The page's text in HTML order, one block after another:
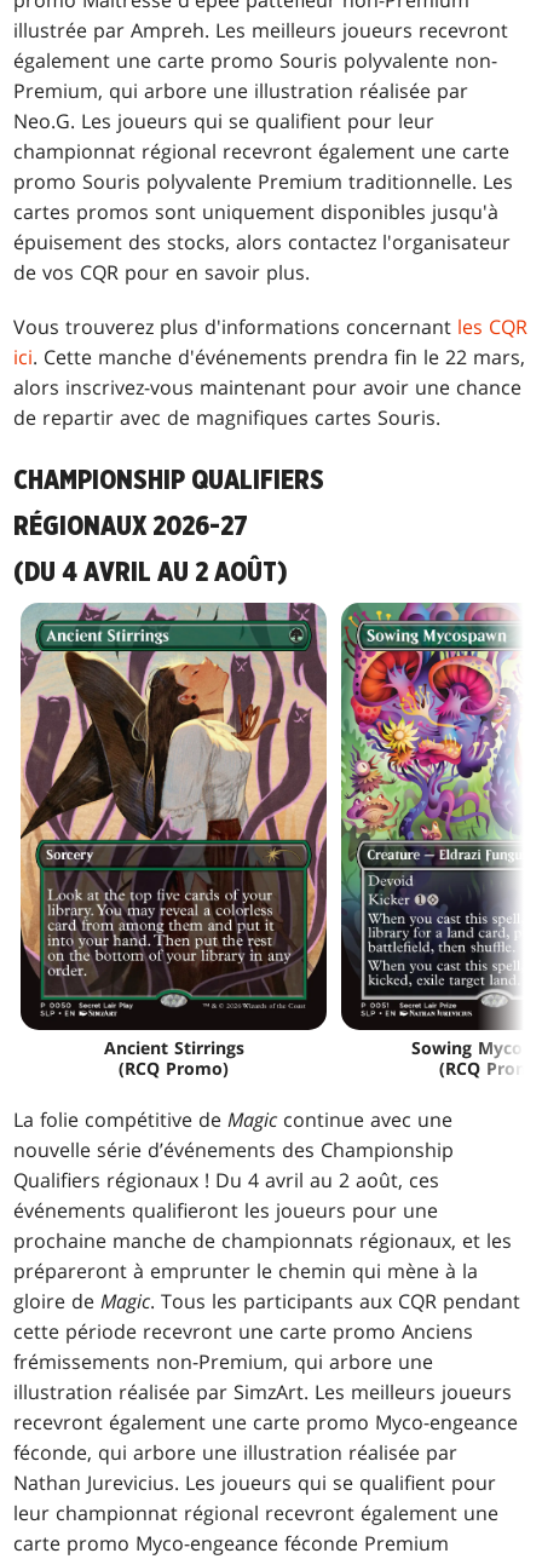
illustrée par Ampreh. Les meilleurs joueurs recevront
également une carte promo Souris polyvalente non-
Premium, qui arbore une illustration réalisée par
Neo.G. Les joueurs qui se qualifient pour leur
championnat régional recevront également une carte
promo Souris polyvalente Premium traditionnelle. Les
cartes promos sont uniquement disponibles jusqu'à
épuisement des stocks, alors contactez l'organisateur
de vos CQR pour en savoir plus.
Vous trouverez plus d'informations concernant les CQR
ici. Cette manche d'événements prendra fin le 22 mars,
alors inscrivez-vous maintenant pour avoir une chance
de repartir avec de magnifiques cartes Souris.
CHAMPIONSHIP QUALIFIERS
RÉGIONAUX 2026-27
(DU 4 AVRIL AU 2 AOÛT)
Ancient Stirrings
(RCQ Promo)
Sowing
(RCQ
La folie compétitive deMagic continue avec une
nouvelle série d’événements des Championship
Qualifiers régionaux ! Du 4 avril au 2 août, ces
événements qualifieront les joueurs pour une
prochaine manche de championnats régionaux, et les
prépareront à emprunter le chemin qui mène à la
gloire deMagic. Tous les participants aux CQR pendant
cette période recevront une carte promo Anciens
frémissements non-Premium, qui arbore une
illustration réalisée par SimzArt. Les meilleurs joueurs
recevront également une carte promo Myco-engeance
féconde, qui arbore une illustration réalisée par
Nathan Jurevicius. Les joueurs qui se qualifient pour
leur championnat régional recevront également une
carte promo Myco-engeance féconde Premium